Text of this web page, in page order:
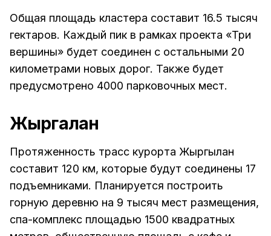
Общая площадь кластера составит 16.5 тысяч
гектаров. Каждый пик в рамках проекта «Три
вершины» будет соединен с остальными 20
километрами новых дорог. Также будет
предусмотрено 4000 парковочных мест.
Жыргалан
Протяженность трасс курорта Жыргылан
составит 120 км, которые будут соединены 17
подъемниками. Планируется построить
горную деревню на 9 тысяч мест размещения,
спа-комплекс площадью 1500 квадратных